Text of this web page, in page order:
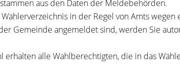
aus den Daten der Meldebehörden.
in der Regel von Amts wegen
Gemeinde angemeldet sind, werden Sie
erhalten alle Wahlberechtigten, die in das